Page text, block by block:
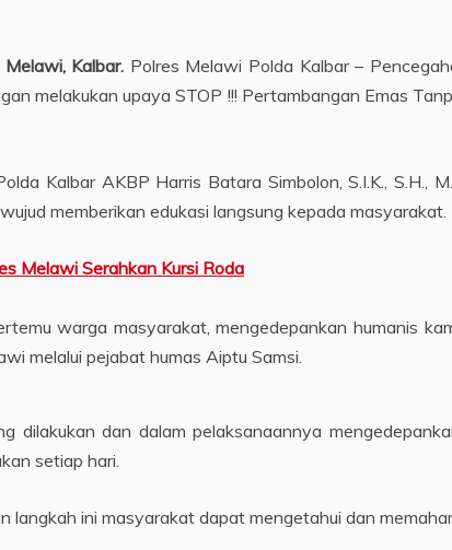
Melawi, Kalbar. Polres Melawi Polda Kalbar –
melakukan upaya STOP !!! Pertambangan Emas
Kalbar AKBP Harris Batara Simbolon, S.I.K., S.H.,
memberikan edukasi langsung kepada masyarakat.
Melawi Serahkan Kursi Roda
warga masyarakat, mengedepankan humanis
melalui pejabat humas Aiptu Samsi.
dilakukan dan dalam pelaksanaannya
setiap hari.
langkah ini masyarakat dapat mengetahui dan